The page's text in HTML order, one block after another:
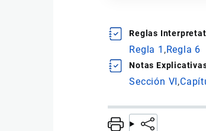
Reglas
Regla 1 Regla 6
Notas
Sección VI